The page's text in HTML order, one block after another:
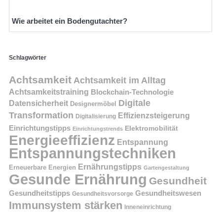
Wie arbeitet ein Bodengutachter?
Schlagwörter
Achtsamkeit Achtsamkeit im Alltag
Achtsamkeitstraining Blockchain-Technologie
Datensicherheit Designermöbel
Digitale
Transformation Digitalisierung Effizienzsteigerung
Einrichtungstipps Einrichtungstrends Elektromobilität
Energieeffizienz Entspannung
Entspannungstechniken
Erneuerbare Energien Ernährungstipps Gartengestaltung
Gesunde Ernährung Gesundheit
Gesundheitstipps Gesundheitsvorsorge Gesundheitswesen
Immunsystem stärken Inneneinrichtung